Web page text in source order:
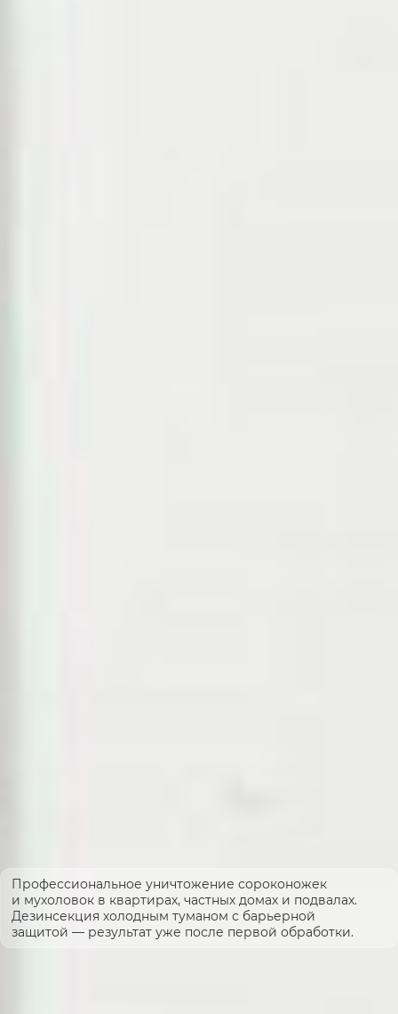
Профессиональное уничтожение сороконожек
и мухоловок в квартирах, частных домах и подвалах.
Дезинсекция холодным туманом с барьерной
защитой — результат уже после первой обработки.